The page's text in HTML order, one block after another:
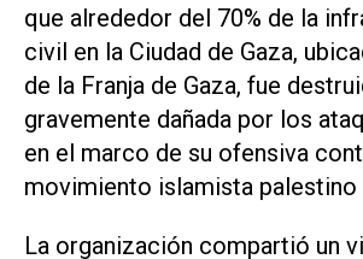
que alrededor del 70% de la
civil en la Ciudad de Gaza,
de la Franja de Gaza, fue
gravemente dañada por los
en el marco de su ofensiva
movimiento islamista palestino
La organización compartió un